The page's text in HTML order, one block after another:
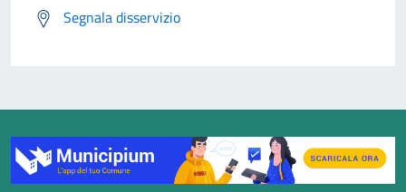
Segnala disservizio